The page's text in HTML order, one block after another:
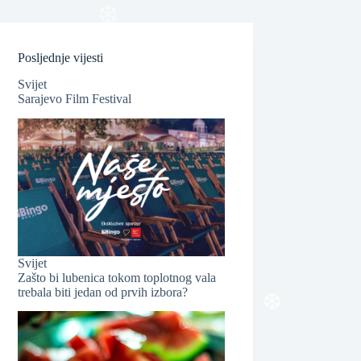
Posljednje vijesti
Svijet
Sarajevo Film Festival
Svijet
Zašto bi lubenica tokom toplotnog vala
trebala biti jedan od prvih izbora?
❆